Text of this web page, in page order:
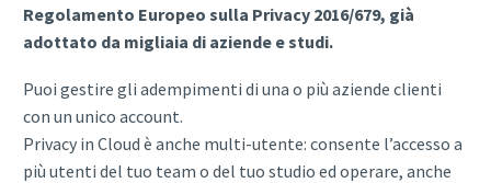
Regolamento Europeo sulla Privacy 2016/679, già
adottato da migliaia di aziende e studi.
Puoi gestire gli adempimenti di una o più aziende clienti
con un unico account.
Privacy in Cloud è anche multi-utente: consente l’accesso a
più utenti del tuo team o del tuo studio ed operare, anche